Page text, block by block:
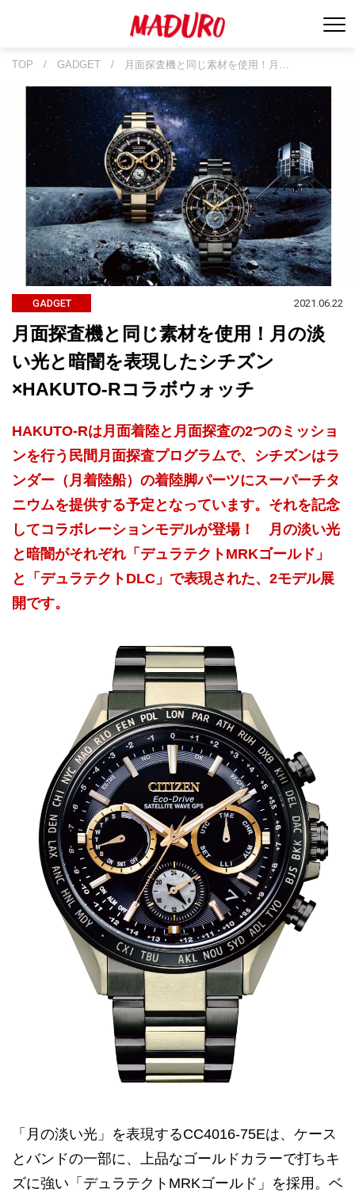
TOP / GADGET / 月面探査機と同じ素材を使用！月…
GADGET 2021.06.22
月面探査機と同じ素材を使用！月の淡
い光と暗闇を表現したシチズン
×HAKUTO-Rコラボウォッチ
HAKUTO-Rは月面着陸と月面探査の2つのミッショ
ンを行う民間月面探査プログラムで、シチズンはラ
ンダー（月着陸船）の着陸脚パーツにスーパーチタ
ニウムを提供する予定となっています。それを記念
してコラボレーションモデルが登場！ 月の淡い光
と暗闇がそれぞれ「デュラテクトMRKゴールド」
と「デュラテクトDLC」で表現された、2モデル展
開です。
「月の淡い光」を表現するCC4016-75Eは、ケース
とバンドの一部に、上品なゴールドカラーで打ちキ
ズに強い「デュラテクトMRKゴールド」を採用。ベ